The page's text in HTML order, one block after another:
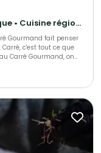
Barbecue et grillades • Gastronomique • Cuisine régionale
Gourmand fait penser
c'est tout ce que
Carré Gourmand, on
goûter. Jérôme